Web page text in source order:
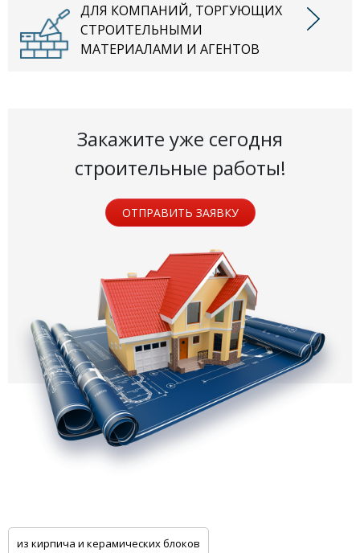
ДЛЯ КОМПАНИЙ, ТОРГУЮЩИХ
СТРОИТЕЛЬНЫМИ
МАТЕРИАЛАМИ И АГЕНТОВ
Закажите уже сегодня
строительные работы!
ОТПРАВИТЬ ЗАЯВКУ
из кирпича и керамических блоков